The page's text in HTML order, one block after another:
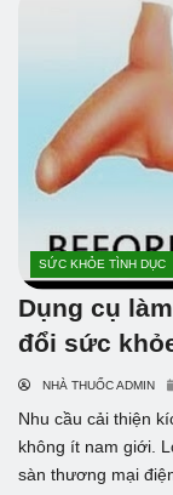
SỨC KHỎE TÌNH DỤC
Dụng cụ
đổi sức
NHÀ THUỐC ADMIN
Nhu cầu cải thiện
không ít nam giới.
sàn thương mại